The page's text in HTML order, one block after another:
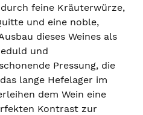
feine Kräuterwürze,
und eine noble,
dieses Weines als
und
Pressung, die
lange Hefelager im
dem Wein eine
Kontrast zur